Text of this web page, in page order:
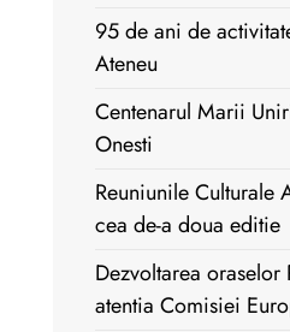
95 de ani de
Ateneu
Centenarul Marii
Onesti
Reuniunile Culturale
cea de-a doua editie
Dezvoltarea
atentia Comisiei